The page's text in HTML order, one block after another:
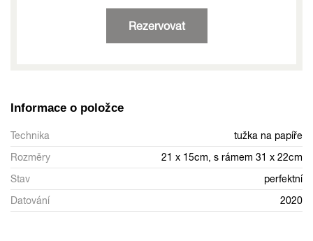
Rezervovat
Informace o položce
Technika
tužka na papíře
Rozměry
21 x 15cm, s rámem 31 x 22cm
Stav
perfektní
Datování
2020